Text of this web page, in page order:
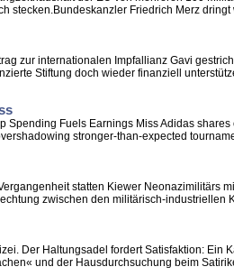
stecken.Bundeskanzler Friedrich Merz
zur internationalen Impfallianz Gavi
Stiftung doch wieder finanziell
Fuels Earnings Miss Adidas
stronger-than-expected
statten Kiewer Neonazimilitärs
zwischen den militärisch-industriellen
Der Haltungsadel fordert Satisfaktion: Ein
und der Hausdurchsuchung beim